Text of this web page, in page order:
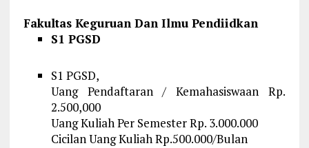
Fakultas Keguruan Dan Ilmu Pendiidkan
S1 PGSD
S1 PGSD,
Uang Pendaftaran / Kemahasiswaan Rp.
2.500,000
Uang Kuliah Per Semester Rp. 3.000.000
Cicilan Uang Kuliah Rp.500.000/Bulan